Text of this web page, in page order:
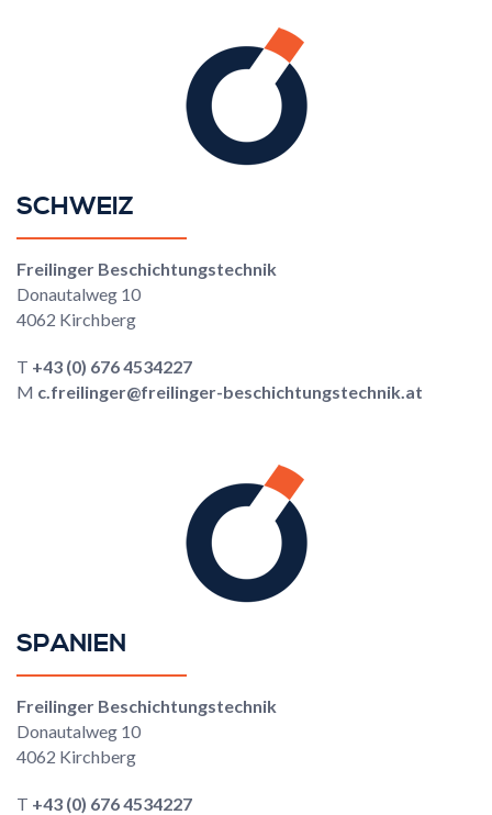
SCHWEIZ
Freilinger Beschichtungstechnik
Donautalweg 10
4062 Kirchberg
T +43 (0) 676 4534227
M c.freilinger@freilinger-beschichtungstechnik.at
SPANIEN
Freilinger Beschichtungstechnik
Donautalweg 10
4062 Kirchberg
T +43 (0) 676 4534227